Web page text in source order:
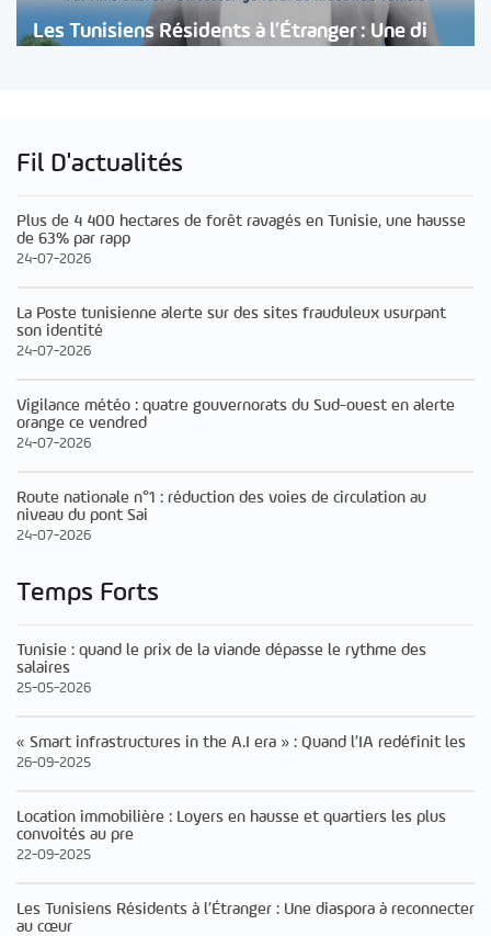
Les Tunisiens Résidents à l’Étranger : Une di
Fil D'actualités
Plus de 4 400 hectares de forêt ravagés en Tunisie, une hausse
de 63% par rapp
24-07-2026
La Poste tunisienne alerte sur des sites frauduleux usurpant
son identité
24-07-2026
Vigilance météo : quatre gouvernorats du Sud-ouest en alerte
orange ce vendred
24-07-2026
Route nationale n°1 : réduction des voies de circulation au
niveau du pont Sai
24-07-2026
Temps Forts
Tunisie : quand le prix de la viande dépasse le rythme des
salaires
25-05-2026
« Smart infrastructures in the A.I era » : Quand l’IA redéfinit les
26-09-2025
Location immobilière : Loyers en hausse et quartiers les plus
convoités au pre
22-09-2025
Les Tunisiens Résidents à l’Étranger : Une diaspora à reconnecter
au cœur